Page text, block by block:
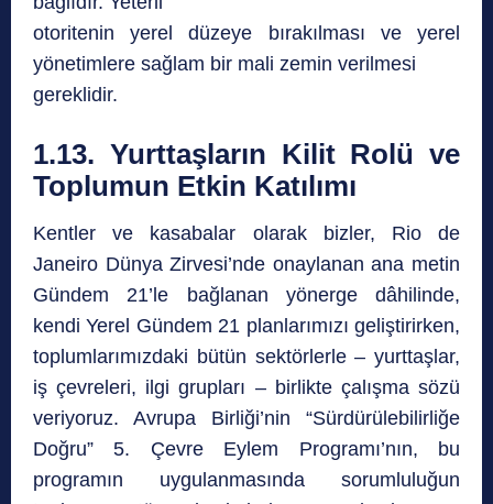
otoritenin yerel düzeye bırakılması ve yerel
yönetimlere sağlam bir mali zemin verilmesi
gereklidir.
1.13. Yurttaşların Kilit Rolü ve
Toplumun Etkin Katılımı
Kentler ve kasabalar olarak bizler, Rio de
Janeiro Dünya Zirvesi’nde onaylanan ana metin
Gündem 21’le bağlanan yönerge dâhilinde,
kendi Yerel Gündem 21 planlarımızı geliştirirken,
toplumlarımızdaki bütün sektörlerle – yurttaşlar,
iş çevreleri, ilgi grupları – birlikte çalışma sözü
veriyoruz. Avrupa Birliği’nin “Sürdürülebilirliğe
Doğru” 5. Çevre Eylem Programı’nın, bu
programın uygulanmasında sorumluluğun